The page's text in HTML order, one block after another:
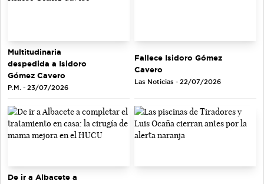
Multitudinaria
despedida a Isidoro
Gómez Cavero
P.M. - 23/07/2026
Fallece Isidoro Gómez
Cavero
Las Noticias - 22/07/2026
De ir a Albacete a